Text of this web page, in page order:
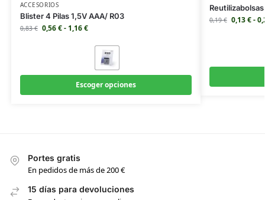
ACCESORIOS
Blister 4 Pilas 1,5V AAA/ R03
0,83€ 0,56€- 1,16€
Escoger opciones
0,19€ 0,13€-
Portes gratis
En pedidos de más de 200 €
15 días para devoluciones